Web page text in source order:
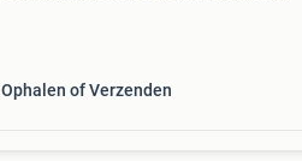
Ophalen of Verzenden